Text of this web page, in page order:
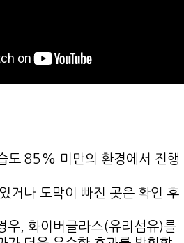
85% 미만의 환경에서 진행
거나 도막이 빠진 곳은 확인 후
우, 화이버글라스(유리섬유)를